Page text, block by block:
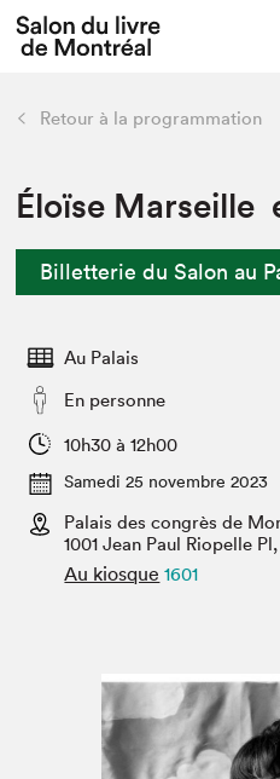
Espace exposant⋅e⋅s
Espace enseignant·e·s
Espace médias
L'événement
Préparer sa visite
Actualités
SLM PRO
retour
Préparer sa visite
Salon dans la ville et en
Projets partenaires
Liens pratiques
Retour à la programmation
Éloïse Marseille
Billetterie du Salon au
Au Palais
En personne
10h30 à 12h00
Samedi 25 novembre 2023
Palais des congrès de
1001 Jean Paul Riopelle Pl,
Au kiosque 1601